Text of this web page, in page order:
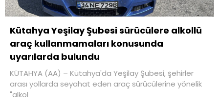
Kütahya Yeşilay Şubesi sürücülere alkollü
araç kullanmamaları konusunda
uyarılarda bulundu
KÜTAHYA (AA) – Kütahya'da Yeşilay Şubesi, şehirler
arası yollarda seyahat eden araç sürücülerine yönelik
"alkol